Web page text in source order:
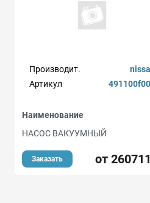
Производит.
Артикул
Наименование
НАСОС ВАКУУМНЫЙ
Заказать от